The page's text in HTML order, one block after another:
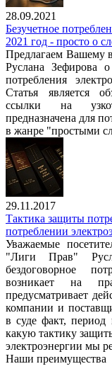
28.09.2021
Безучетное
2021 год - просто о
Предлагаем
Руслана Зефирова
потребления
Статья является
ссылки на
предназначена для
в жанре "простыми
29.11.2017
Тактика защиты
потреблении
Уважаемые
"Лиги Прав"
бездоговорное
возникает на
предусматривает
компании и
в суде факт, период
какую тактику
электроэнергии мы
Наши преимущества